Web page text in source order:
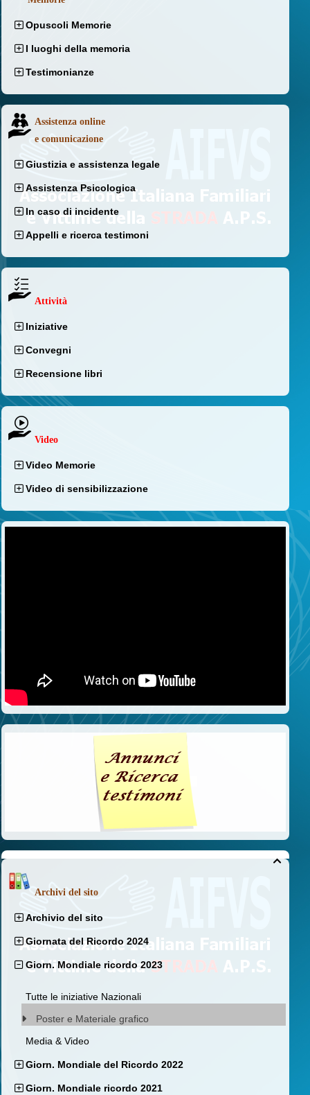
Opuscoli Memorie
I luoghi della memoria
Testimonianze
Assistenza online
e comunicazione
Giustizia e assistenza legale
Assistenza Psicologica
In caso di incidente
Appelli e ricerca testimoni
Attività
Iniziative
Convegni
Recensione libri
Video
Video Memorie
Video di sensibilizzazione

Archivi del sito
Archivio del sito
Giornata del Ricordo 2024
Giorn. Mondiale ricordo 2023
Tutte le iniziative Nazionali
Poster e Materiale grafico
Media & Video
Giorn. Mondiale del Ricordo 2022
Giorn. Mondiale ricordo 2021